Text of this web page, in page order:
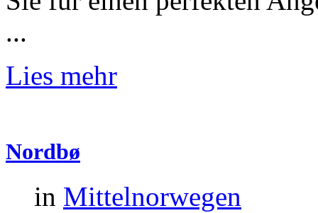
...
Lies mehr
Nordbø
in Mittelnorwegen